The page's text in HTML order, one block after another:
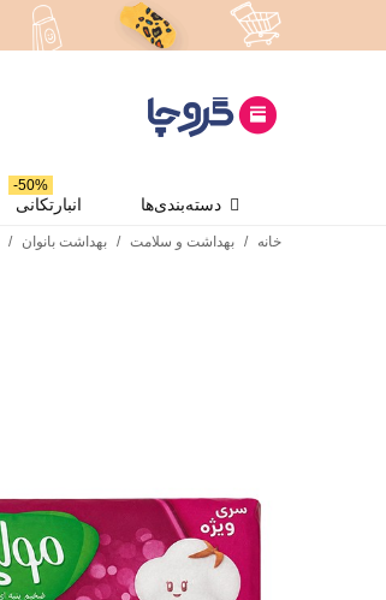
دسته‌بندی‌ها انبارتکانی
50%-
خانه / بهداشت و سلامت / بهداشت بانوان /